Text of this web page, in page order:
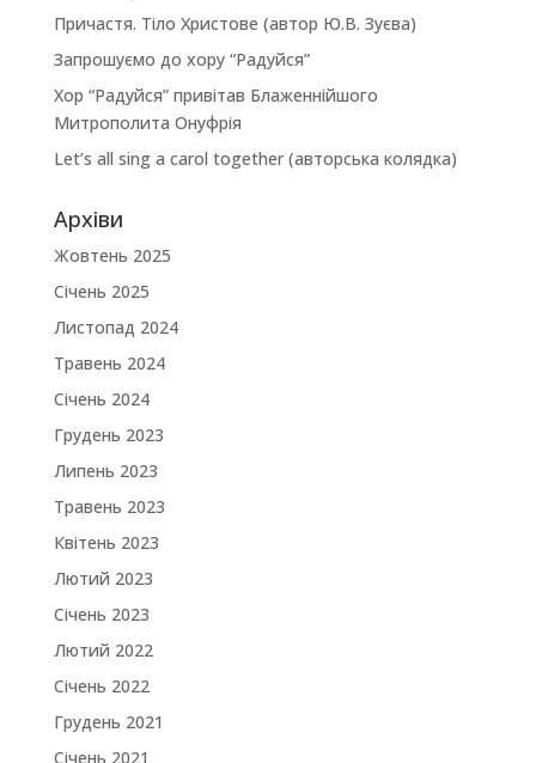
Причастя. Тіло Христове (автор Ю.В. Зуєва)
Запрошуємо до хору “Радуйся”
Хор “Радуйся” привітав Блаженнійшого
Митрополита Онуфрія
Let’s all sing a carol together (авторська колядка)
Архіви
Жовтень 2025
Січень 2025
Листопад 2024
Травень 2024
Січень 2024
Грудень 2023
Липень 2023
Травень 2023
Квітень 2023
Лютий 2023
Січень 2023
Лютий 2022
Січень 2022
Грудень 2021
Січень 2021